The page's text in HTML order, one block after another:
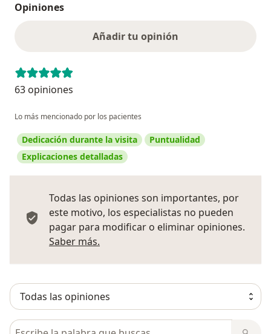
Opiniones
Añadir tu opinión
63 opiniones
Lo más mencionado por los pacientes
Dedicación durante la visita
Puntualidad
Explicaciones detalladas
Todas las opiniones son importantes, por
este motivo, los especialistas no pueden
pagar para modificar o eliminar opiniones.
Saber más.
Busca en opiniones